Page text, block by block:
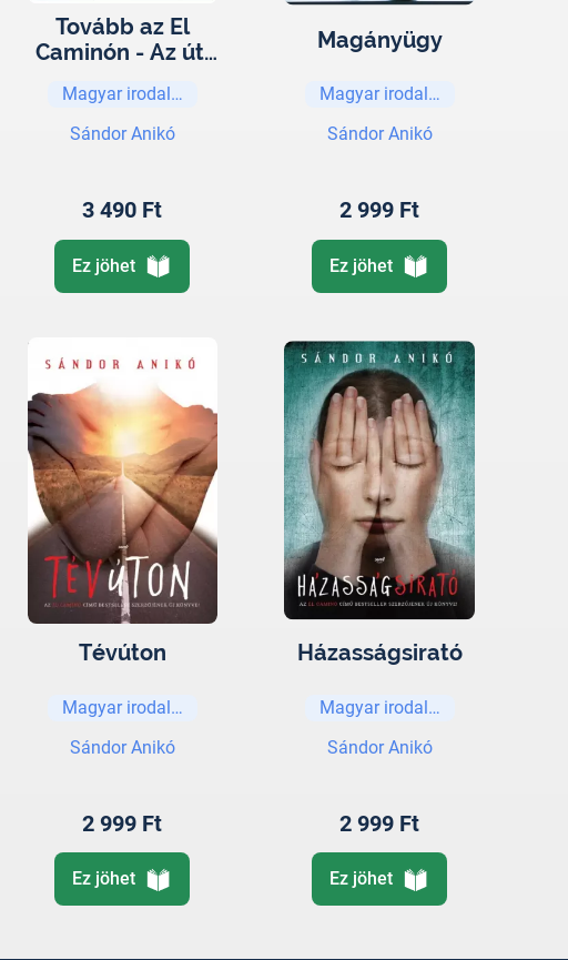
Tovább az El
Caminón - Az út,
Magyar irodalom
Sándor Anikó
3 490 Ft
Ez jöhet
Magányügy
Magyar irodalom
Sándor Anikó
2 999 Ft
Ez jöhet
Tévúton
Magyar irodalom
Sándor Anikó
2 999 Ft
Ez jöhet
Házasságsirató
Magyar irodalom
Sándor Anikó
2 999 Ft
Ez jöhet